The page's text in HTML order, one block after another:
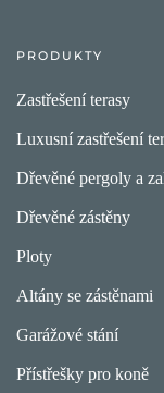
PRODUKTY
Zastřešení terasy
Luxusní zastřešení
Dřevěné pergoly a
Dřevěné zástěny
Ploty
Altány se zástěnami
Garážové stání
Přístřešky pro koně